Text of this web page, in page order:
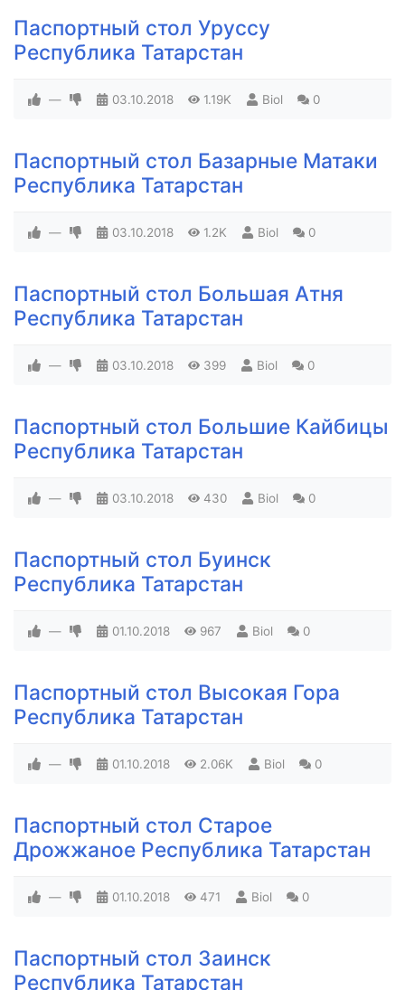
Паспортный стол Уруссу
Республика Татарстан
— 03.10.2018 1.19K Biol 0
Паспортный стол Базарные Матаки
Республика Татарстан
— 03.10.2018 1.2K Biol 0
Паспортный стол Большая Атня
Республика Татарстан
— 03.10.2018 399 Biol 0
Паспортный стол Большие Кайбицы
Республика Татарстан
— 03.10.2018 430 Biol 0
Паспортный стол Буинск
Республика Татарстан
— 01.10.2018 967 Biol 0
Паспортный стол Высокая Гора
Республика Татарстан
— 01.10.2018 2.06K Biol 0
Паспортный стол Старое
Дрожжаное Республика Татарстан
— 01.10.2018 471 Biol 0
Паспортный стол Заинск
Республика Татарстан